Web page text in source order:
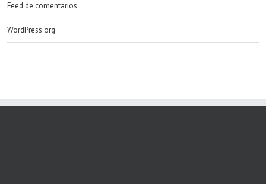
Feed de comentarios
WordPress.org